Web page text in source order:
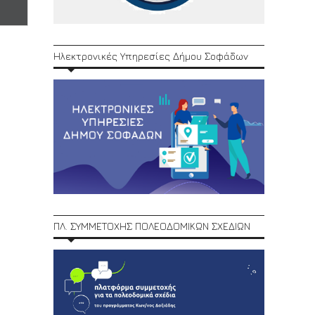
Ηλεκτρονικές Υπηρεσίες Δήμου Σοφάδων
ΠΛ. ΣΥΜΜΕΤΟΧΗΣ ΠΟΛΕΟΔΟΜΙΚΩΝ ΣΧΕΔΙΩΝ